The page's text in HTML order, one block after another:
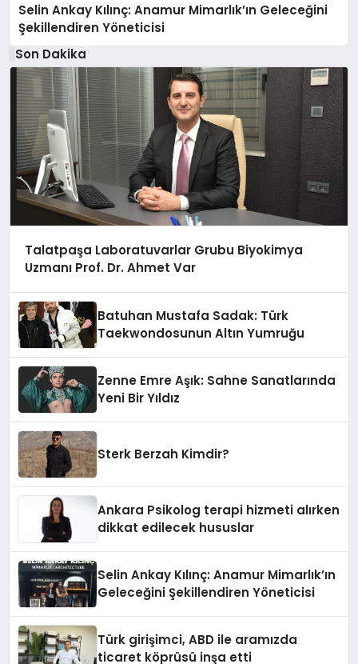
Selin Ankay Kılınç: Anamur Mimarlık’ın Geleceğini
Şekillendiren Yöneticisi
Son Dakika
Talatpaşa Laboratuvarlar Grubu Biyokimya
Uzmanı Prof. Dr. Ahmet Var
Batuhan Mustafa Sadak: Türk
Taekwondosunun Altın Yumruğu
Zenne Emre Aşık: Sahne Sanatlarında
Yeni Bir Yıldız
Sterk Berzah Kimdir?
Ankara Psikolog terapi hizmeti alırken
dikkat edilecek hususlar
Selin Ankay Kılınç: Anamur Mimarlık’ın
Geleceğini Şekillendiren Yöneticisi
Türk girişimci, ABD ile aramızda
ticaret köprüsü inşa etti